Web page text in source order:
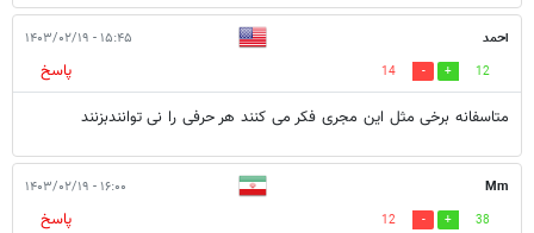
احمد ۱۵:۴۵ - ۱۴۰۳/۰۲/۱۹
12
14
پاسخ
متاسفانه برخی مثل این مجری فکر می کنند هر حرفی را نی توانندبزنند
Mm ۱۶:۰۰ - ۱۴۰۳/۰۲/۱۹
38
12
پاسخ